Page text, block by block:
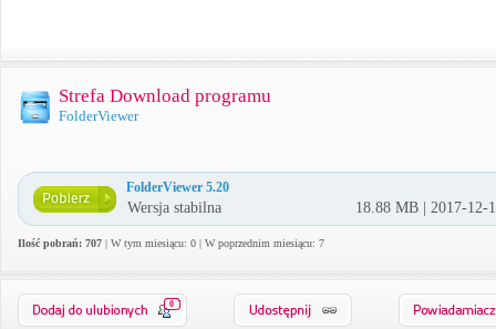
Strefa Download programu
FolderViewer
FolderViewer 5.20
Wersja stabilna 18.88 MB | 2017-12-
Ilość pobrań: 707 | W tym miesiącu: 0 | W poprzednim miesiącu: 7
0